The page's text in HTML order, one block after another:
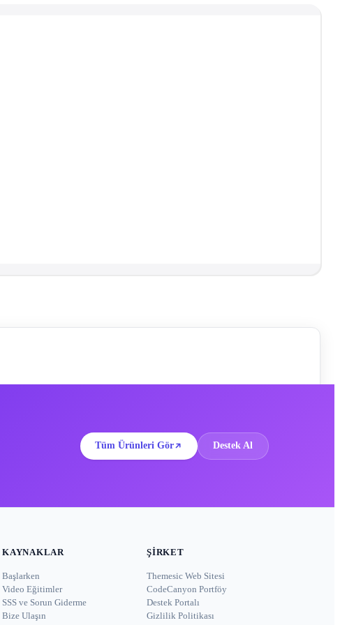
Tüm Ürünleri Gör Destek Al
KAYNAKLAR
Başlarken
Video Eğitimler
SSS ve Sorun Giderme
Bize Ulaşın
ŞIRKET
Themesic Web Sitesi
CodeCanyon Portföy
Destek Portalı
Gizlilik Politikası